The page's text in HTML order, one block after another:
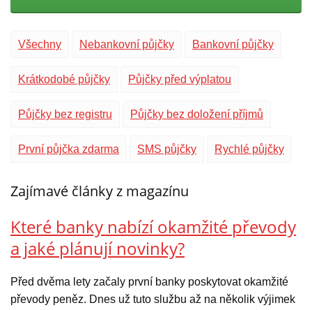
Všechny Nebankovní půjčky Bankovní půjčky
Krátkodobé půjčky Půjčky před výplatou
Půjčky bez registru Půjčky bez doložení příjmů
První půjčka zdarma SMS půjčky Rychlé půjčky
Zajímavé články z magazínu
Které banky nabízí okamžité převody
a jaké plánují novinky?
Před dvěma lety začaly první banky poskytovat okamžité
převody peněz. Dnes už tuto službu až na několik výjimek